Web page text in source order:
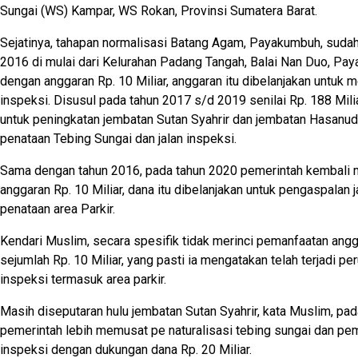
Sungai (WS) Kampar, WS Rokan, Provinsi Sumatera Barat.
Sejatinya, tahapan normalisasi Batang Agam, Payakumbuh,
2016 di mulai dari Kelurahan Padang Tangah, Balai Nan Duo,
dengan anggaran Rp. 10 Miliar, anggaran itu dibelanjakan untuk
inspeksi. Disusul pada tahun 2017 s/d 2019 senilai Rp. 188
untuk peningkatan jembatan Sutan Syahrir dan jembatan
penataan Tebing Sungai dan jalan inspeksi.
Sama dengan tahun 2016, pada tahun 2020 pemerintah kembali
anggaran Rp. 10 Miliar, dana itu dibelanjakan untuk pengaspalan
penataan area Parkir.
Kendari Muslim, secara spesifik tidak merinci pemanfaatan
sejumlah Rp. 10 Miliar, yang pasti ia mengatakan telah terjadi
inspeksi termasuk area parkir.
Masih diseputaran hulu jembatan Sutan Syahrir, kata Muslim,
pemerintah lebih memusat pe naturalisasi tebing sungai dan
inspeksi dengan dukungan dana Rp. 20 Miliar.